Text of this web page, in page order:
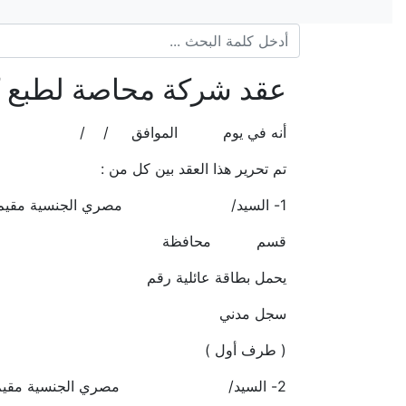
عقد شركة محاصة لطبع
أنه في يوم الموافق / /
تم تحرير هذا العقد بين كل من :
1- السيد/ مصري الجنسية مقيم برقم
قسم محافظة
يحمل بطاقة عائلية رقم
سجل مدني
( طرف أول )
2- السيد/ مصري الجنسية مقيم برقم